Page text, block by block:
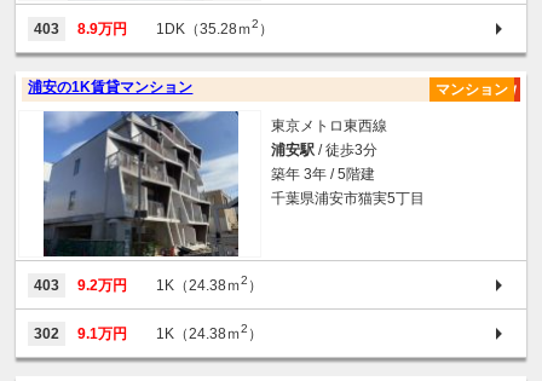
403 8.9万円 1DK（35.28ｍ2 ）
浦安の1K賃貸マンション マンション
東京メトロ東西線
浦安駅 / 徒歩3分
築年 3年 / 5階建
千葉県浦安市猫実5丁目
403 9.2万円 1K（24.38ｍ2 ）
302 9.1万円 1K（24.38ｍ2 ）